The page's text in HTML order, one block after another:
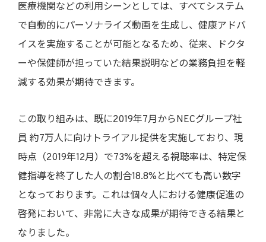
医療機関などの利用シーンとしては、すべてシステム
で自動的にパーソナライズ動画を生成し、健康アドバ
イスを実施することが可能となるため、従来、ドクタ
ーや保健師が担っていた結果説明などの業務負担を軽
減する効果が期待できます。
この取り組みは、既に2019年7月からNECグループ社
員 約7万人に向けトライアル提供を実施しており、現
時点（2019年12月）で73%を超える視聴率は、特定保
健指導を終了した人の割合18.8%と比べても高い数字
となっております。これは個々人における健康促進の
啓発において、非常に大きな成果が期待できる結果と
なりました。